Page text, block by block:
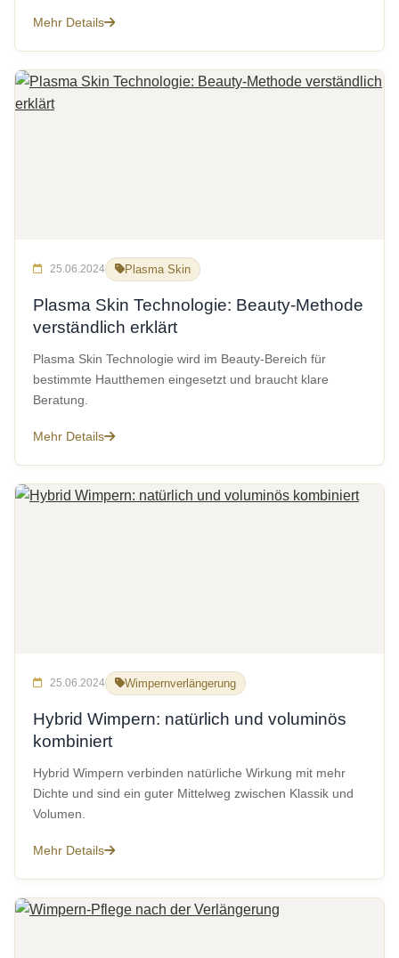
Mehr Details
25.06.2024 Plasma Skin
Plasma Skin Technologie: Beauty-Methode
verständlich erklärt
Plasma Skin Technologie wird im Beauty-Bereich für
bestimmte Hautthemen eingesetzt und braucht klare
Beratung.
Mehr Details
25.06.2024 Wimpernverlängerung
Hybrid Wimpern: natürlich und voluminös
kombiniert
Hybrid Wimpern verbinden natürliche Wirkung mit mehr
Dichte und sind ein guter Mittelweg zwischen Klassik und
Volumen.
Mehr Details